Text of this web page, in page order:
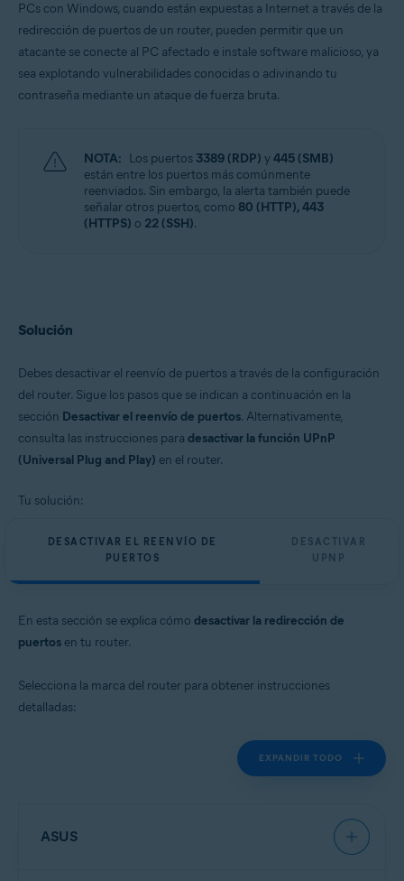
PCs con Windows, cuando están expuestas a Internet a través de la
redirección de puertos de un router, pueden permitir que un
atacante se conecte al PC afectado e instale software malicioso, ya
sea explotando vulnerabilidades conocidas o adivinando tu
contraseña mediante un ataque de fuerza bruta.
NOTA: Los puertos 3389 (RDP) y 445 (SMB)
están entre los puertos más comúnmente
reenviados. Sin embargo, la alerta también puede
señalar otros puertos, como 80 (HTTP), 443
(HTTPS) o 22 (SSH).
Solución
Debes desactivar el reenvío de puertos a través de la configuración
del router. Sigue los pasos que se indican a continuación en la
sección Desactivar el reenvío de puertos. Alternativamente,
consulta las instrucciones para desactivar la función UPnP
(Universal Plug and Play) en el router.
Tu solución:
DESACTIVAR EL REENVÍO DE
PUERTOS
DESACTIVAR
UPNP
En esta sección se explica cómo desactivar la redirección de
puertos en tu router.
Selecciona la marca del router para obtener instrucciones
detalladas:
EXPANDIR TODO
ASUS